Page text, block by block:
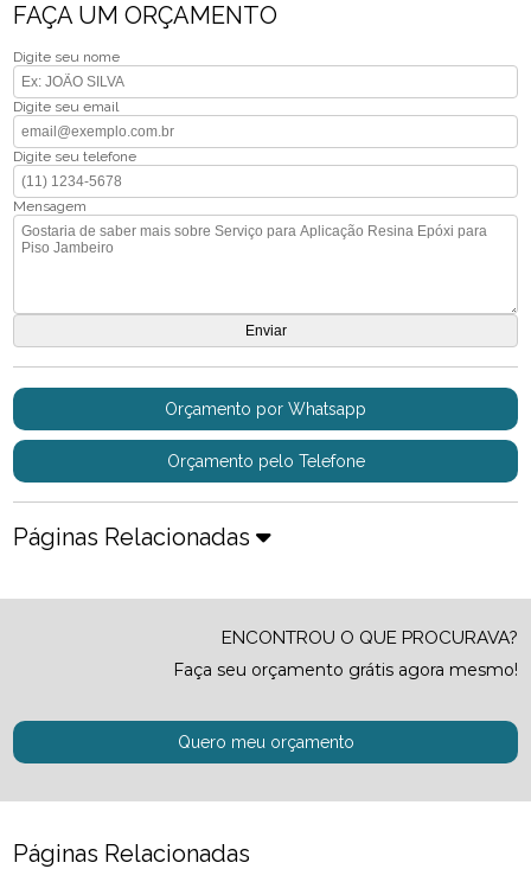
FAÇA UM ORÇAMENTO
Digite seu nome
Digite seu email
Digite seu telefone
Mensagem
Orçamento por Whatsapp
Orçamento pelo Telefone
Páginas Relacionadas
ENCONTROU O QUE PROCURAVA?
Faça seu orçamento grátis agora mesmo!
Quero meu orçamento
Páginas Relacionadas